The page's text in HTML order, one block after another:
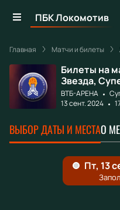
ПБК Локомотив
Главная Матчи и билеты
Билеты на
Звезда,
ВТБ-АРЕНА
13 сент. 2024
ВЫБОР ДАТЫ И МЕСТАО